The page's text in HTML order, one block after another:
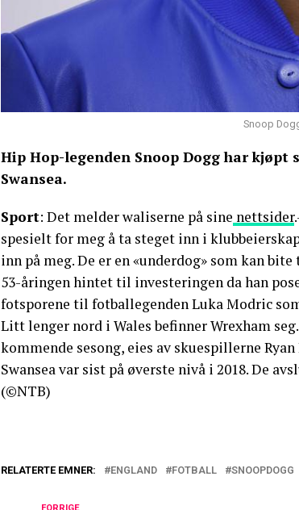
Snoop
Hip Hop-legenden Snoop Dogg har kjøpt
Swansea.
Sport: Det melder waliserne på sine nettsider
spesielt for meg å ta steget inn i
inn på meg. De er en «underdog» som kan
53-åringen hintet til investeringen da han
fotsporene til fotballegenden Luka Modric
Litt lenger nord i Wales befinner Wrexham
kommende sesong, eies av skuespillerne
Swansea var sist på øverste nivå i 2018. De
(©NTB)
RELATERTE EMNER: ENGLAND FOTBALL SNOOPDOGG
FORRIGE